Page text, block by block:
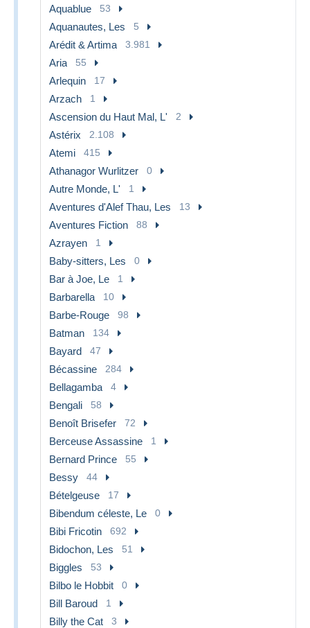
Aquablue 53
Aquanautes, Les 5
Arédit & Artima 3.981
Aria 55
Arlequin 17
Arzach 1
Ascension du Haut Mal, L' 2
Astérix 2.108
Atemi 415
Athanagor Wurlitzer 0
Autre Monde, L' 1
Aventures d'Alef Thau, Les 13
Aventures Fiction 88
Azrayen 1
Baby-sitters, Les 0
Bar à Joe, Le 1
Barbarella 10
Barbe-Rouge 98
Batman 134
Bayard 47
Bécassine 284
Bellagamba 4
Bengali 58
Benoît Brisefer 72
Berceuse Assassine 1
Bernard Prince 55
Bessy 44
Bételgeuse 17
Bibendum céleste, Le 0
Bibi Fricotin 692
Bidochon, Les 51
Biggles 53
Bilbo le Hobbit 0
Bill Baroud 1
Billy the Cat 3